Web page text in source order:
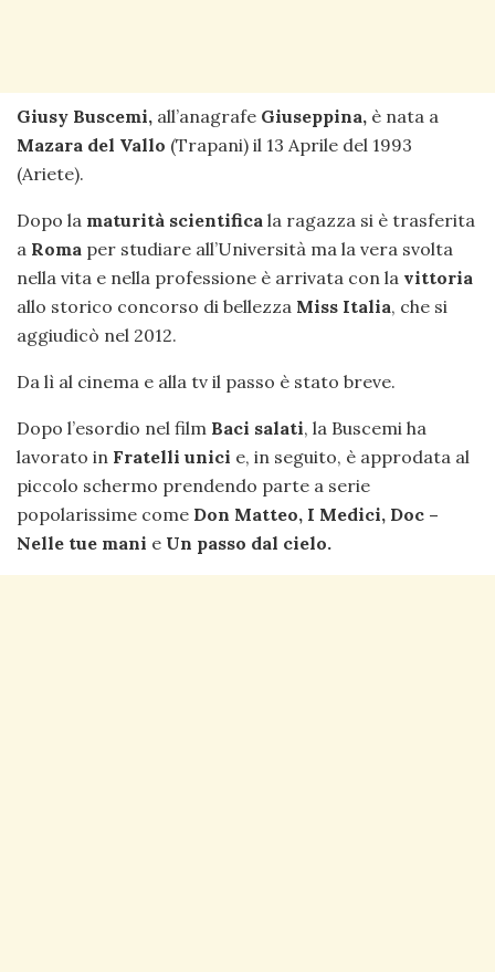
Giusy Buscemi, all’anagrafe Giuseppina, è nata a
Mazara del Vallo (Trapani) il 13 Aprile del 1993
(Ariete).
Dopo la maturità scientifica la ragazza si è trasferita
a Roma per studiare all’Università ma la vera svolta
nella vita e nella professione è arrivata con la vittoria
allo storico concorso di bellezza Miss Italia, che si
aggiudicò nel 2012.
Da lì al cinema e alla tv il passo è stato breve.
Dopo l’esordio nel film Baci salati, la Buscemi ha
lavorato in Fratelli unici e, in seguito, è approdata al
piccolo schermo prendendo parte a serie
popolarissime come Don Matteo, I Medici, Doc –
Nelle tue mani e Un passo dal cielo.